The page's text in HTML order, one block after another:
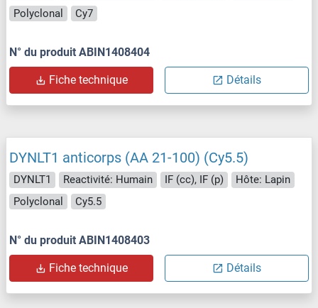
Polyclonal
Cy7
N° du produit ABIN1408404
Fiche technique Détails
DYNLT1 anticorps (AA 21-100) (Cy5.5)
DYNLT1 Reactivité: Humain IF (cc), IF (p)
Hôte: Lapin
Polyclonal
Cy5.5
N° du produit ABIN1408403
Fiche technique Détails